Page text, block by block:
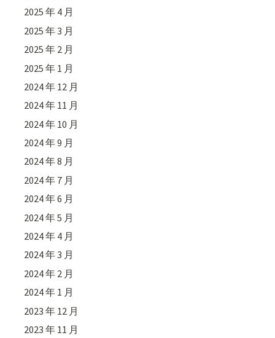
2025 年 4 月
2025 年 3 月
2025 年 2 月
2025 年 1 月
2024 年 12 月
2024 年 11 月
2024 年 10 月
2024 年 9 月
2024 年 8 月
2024 年 7 月
2024 年 6 月
2024 年 5 月
2024 年 4 月
2024 年 3 月
2024 年 2 月
2024 年 1 月
2023 年 12 月
2023 年 11 月